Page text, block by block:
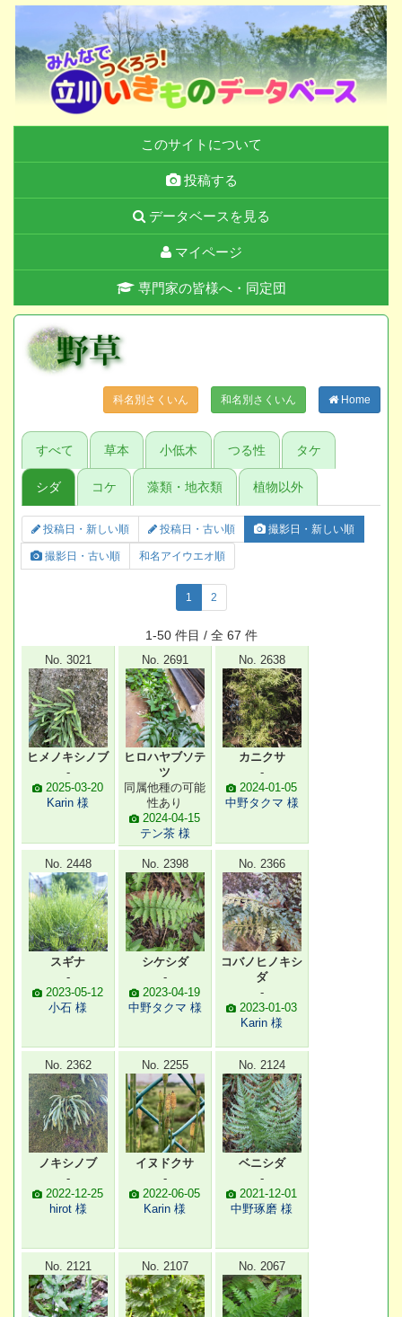
このサイトについて
投稿する
データベースを見る
マイページ
専門家の皆様へ・同定団
科名別さくいん 和名別さくいん Home
すべて 草本 小低木 つる性 タケ
シダ コケ 藻類・地衣類 植物以外
投稿日・新しい順 投稿日・古い順 撮影日・新しい順
撮影日・古い順 和名アイウエオ順
1 2
1-50 件目 / 全 67 件
No. 3021
ヒメノキシノブ
-
2025-03-20
Karin 様
No. 2691
ヒロハヤブソテ
ツ
同属他種の可能
性あり
2024-04-15
テン茶 様
No. 2638
カニクサ
-
2024-01-05
中野タクマ 様
No. 2448
スギナ
-
2023-05-12
小石 様
No. 2398
シケシダ
-
2023-04-19
中野タクマ 様
No. 2366
コバノヒノキシ
ダ
-
2023-01-03
Karin 様
No. 2362
ノキシノブ
-
2022-12-25
hirot 様
No. 2255
イヌドクサ
-
2022-06-05
Karin 様
No. 2124
ベニシダ
-
2021-12-01
中野琢磨 様
No. 2121 No. 2107 No. 2067